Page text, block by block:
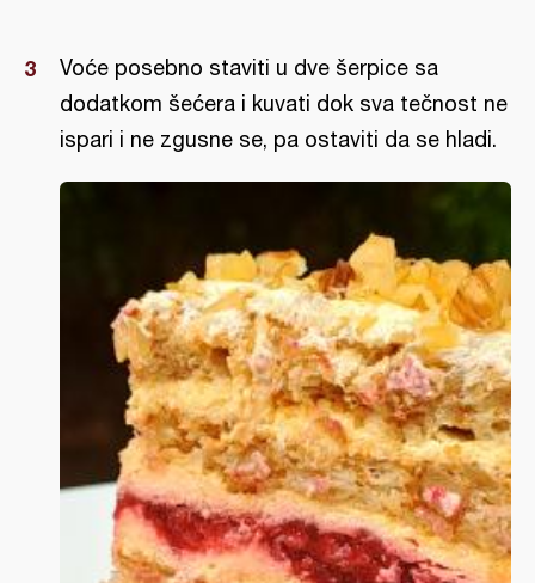
Voće posebno staviti u dve šerpice sa
dodatkom šećera i kuvati dok sva tečnost ne
ispari i ne zgusne se, pa ostaviti da se hladi.